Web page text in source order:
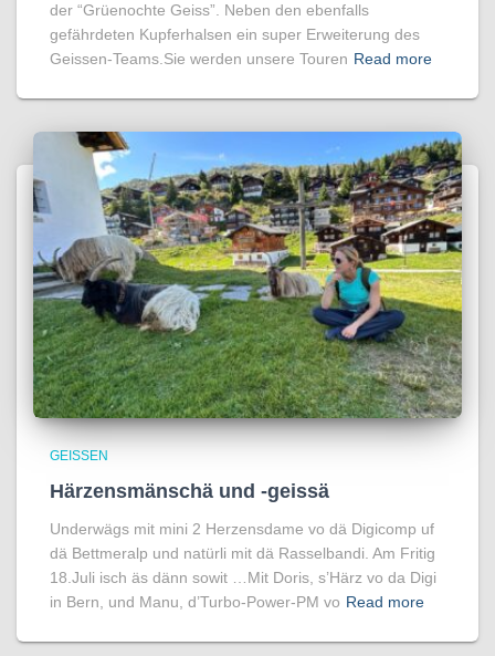
der “Grüenochte Geiss”. Neben den ebenfalls
gefährdeten Kupferhalsen ein super Erweiterung des
Geissen-Teams.Sie werden unsere Touren Read more
GEISSEN
Härzensmänschä und -geissä
Underwägs mit mini 2 Herzensdame vo dä Digicomp uf
dä Bettmeralp und natürli mit dä Rasselbandi. Am Fritig
18.Juli isch äs dänn sowit …Mit Doris, s’Härz vo da Digi
in Bern, und Manu, d’Turbo-Power-PM vo Read more